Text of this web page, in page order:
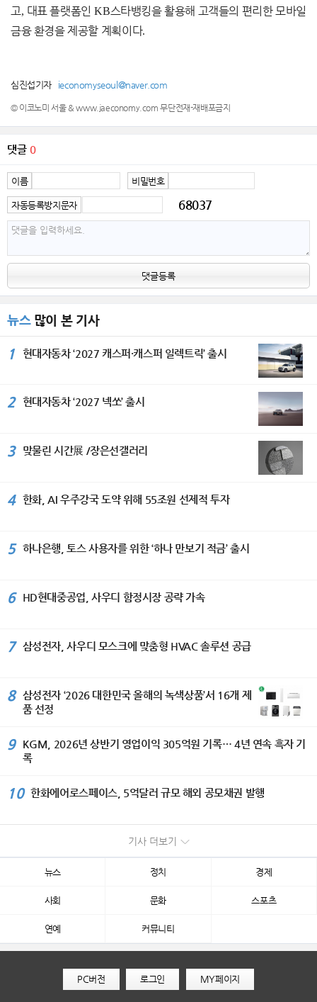
고, 대표 플랫폼인 KB스타뱅킹을 활용해 고객들의 편리한 모바일
금융 환경을 제공할 계획이다.
심진섭기자 ieconomyseoul@naver.com
© 이코노미 서울 & www.jaeconomy.com 무단전재-재배포금지
댓글 0
이름 비밀번호
자동등록방지문자 68037
댓글등록
뉴스많이 본 기사
1 현대자동차 ‘2027 캐스퍼·캐스퍼 일렉트릭’ 출시
2 현대자동차 ‘2027 넥쏘’ 출시
3 맞물린 시간展 /장은선갤러리
4 한화, AI 우주강국 도약 위해 55조원 선제적 투자
5 하나은행, 토스 사용자를 위한 ‘하나 만보기 적금’ 출시
6 HD현대중공업, 사우디 함정시장 공략 가속
7 삼성전자, 사우디 모스크에 맞춤형 HVAC 솔루션 공급
8
삼성전자 ‘2026 대한민국 올해의 녹색상품’서 16개 제
품 선정
9
KGM, 2026년 상반기 영업이익 305억원 기록… 4년 연속 흑자 기
록
10 한화에어로스페이스, 5억달러 규모 해외 공모채권 발행
기사 더보기
뉴스 정치 경제
사회 문화 스포츠
연예 커뮤니티
PC버전 로그인 MY페이지